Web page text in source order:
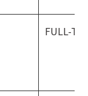
FULL-